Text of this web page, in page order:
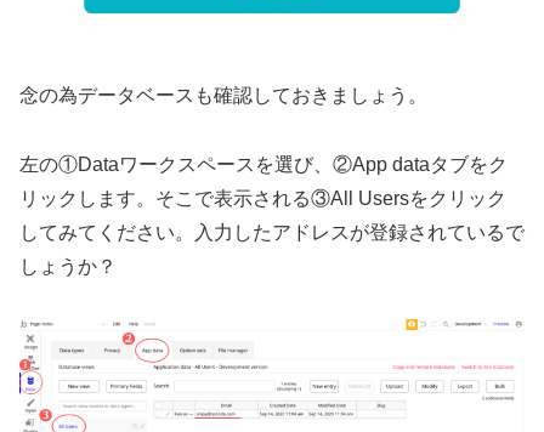
念の為データベースも確認しておきましょう。
左の①Dataワークスペースを選び、②App dataタブをク
リックします。そこで表示される③All Usersをクリック
してみてください。入力したアドレスが登録されているで
しょうか？